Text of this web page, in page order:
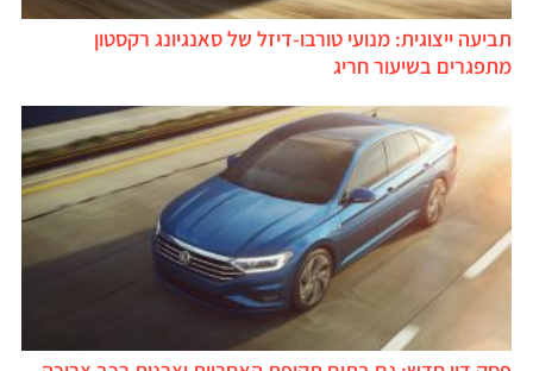
תביעה ייצוגית: מנועי טורבו-דיזל של סאנגיונג רקסטון
מתפגרים בשיעור חריג